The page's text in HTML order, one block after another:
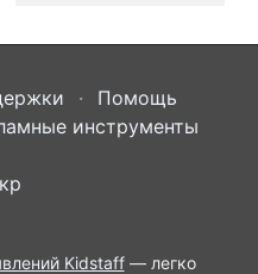
Помощь
инструменты
Kidstaff— легко